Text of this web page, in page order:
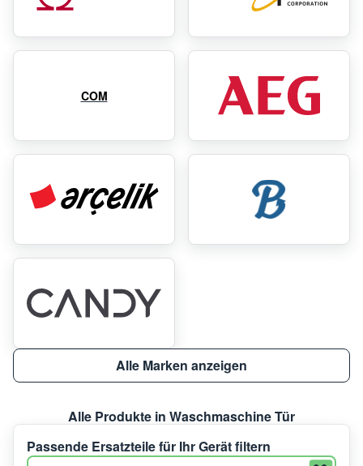
COM
Alle Marken anzeigen
Alle Produkte in Waschmaschine Tür
Passende Ersatzteile für Ihr Gerät filtern